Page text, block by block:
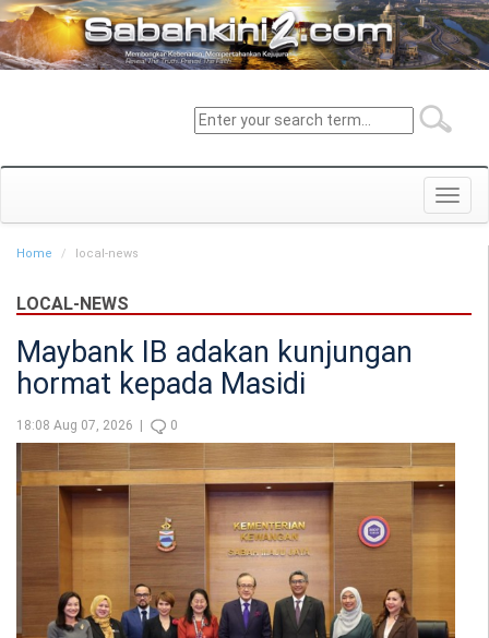
Home local-news
LOCAL-NEWS
Maybank IB adakan kunjungan
hormat kepada Masidi
18:08 Aug 07, 2026 | 0